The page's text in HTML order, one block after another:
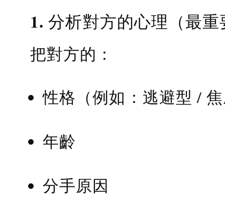
1. 分析對方的心理（最
把對方的：
性格（例如：逃避型 /
年齡
分手原因